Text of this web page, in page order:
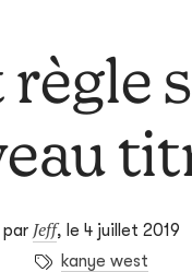
par Jeff, le 4 juillet 2019
kanye west